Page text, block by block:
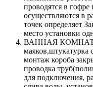
проводятся в гофре
осуществляются в
точек определяет
место установки
ВАННАЯ
маяков,штукатурка
монтаж короба
проводка
для подключения,